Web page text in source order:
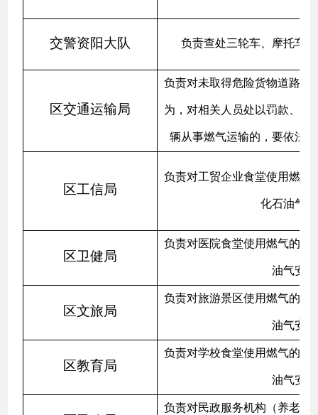
交警资阳大队 负责查处三轮车、摩托车
区交通运输局
负责对未取得危险货物道路运
为，对相关人员处以罚款、实
辆从事燃气运输的，要依法
区工信局
负责对工贸企业食堂使用燃气
化石油气
区卫健局
负责对医院食堂使用燃气的人
油气安
区文旅局
负责对旅游景区使用燃气的人
油气安
区教育局
负责对学校食堂使用燃气的人
油气安
负责对民政服务机构（养老院